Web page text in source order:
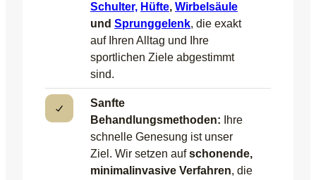
Schulter, Hüfte, Wirbelsäule
und Sprunggelenk, die exakt
auf Ihren Alltag und Ihre
sportlichen Ziele abgestimmt
sind.
Sanfte
Behandlungsmethoden: Ihre
schnelle Genesung ist unser
Ziel. Wir setzen aufschonende,
minimalinvasive Verfahren, die